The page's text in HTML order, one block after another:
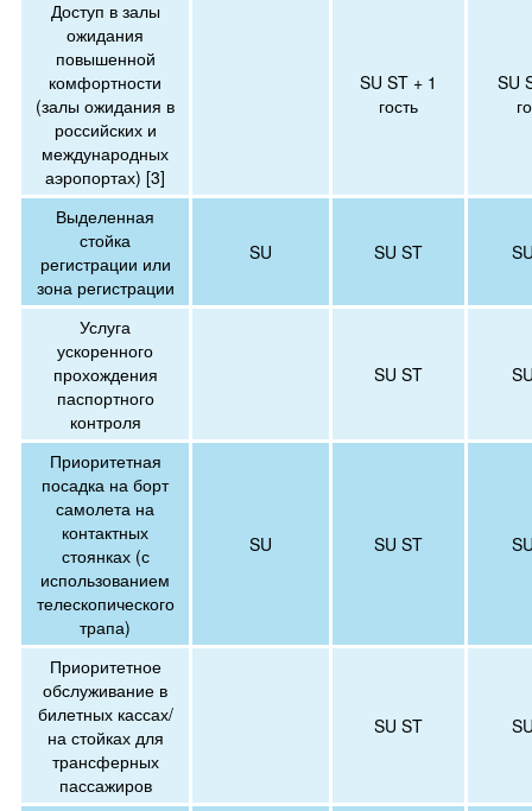
Доступ в залы
ожидания
повышенной
комфортности
(залы ожидания в
российских и
международных
аэропортах) [3]
SU ST + 1
гость
SU
Выделенная
стойка
регистрации или
зона регистрации
SU SU ST
Услуга
ускоренного
прохождения
паспортного
контроля
SU ST
Приоритетная
посадка на борт
самолета на
контактных
стоянках (с
использованием
телескопического
трапа)
SU SU ST
Приоритетное
обслуживание в
билетных кассах/
на стойках для
трансферных
пассажиров
SU ST